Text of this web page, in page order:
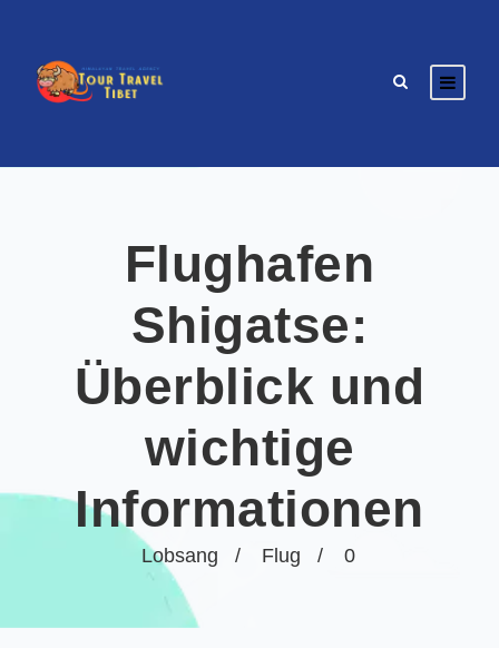
Lobsang Flug 0
Flughafen
Shigatse:
Überblick und
wichtige
Informationen